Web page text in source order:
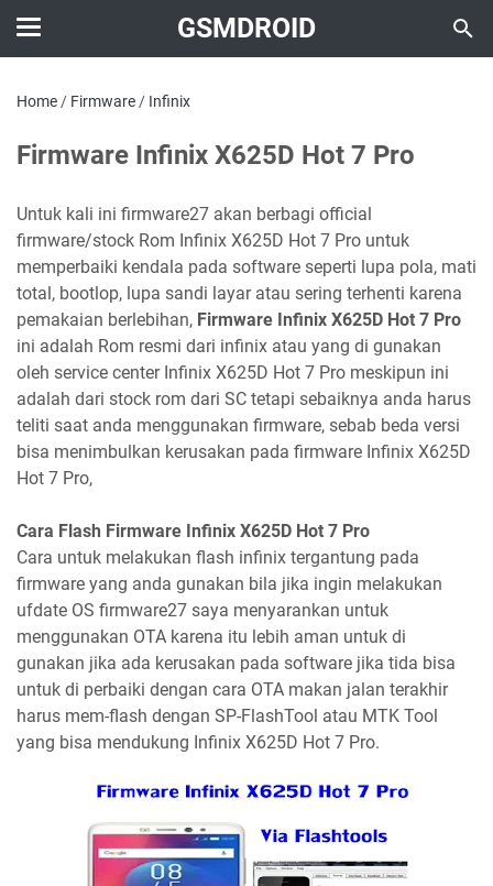
GSMDROID
Home / Firmware / Infinix
Firmware Infinix X625D Hot 7 Pro
Untuk kali ini firmware27 akan berbagi official
firmware/stock Rom Infinix X625D Hot 7 Pro untuk
memperbaiki kendala pada software seperti lupa pola, mati
total, bootlop, lupa sandi layar atau sering terhenti karena
pemakaian berlebihan, Firmware Infinix X625D Hot 7 Pro
ini adalah Rom resmi dari infinix atau yang di gunakan
oleh service center Infinix X625D Hot 7 Pro meskipun ini
adalah dari stock rom dari SC tetapi sebaiknya anda harus
teliti saat anda menggunakan firmware, sebab beda versi
bisa menimbulkan kerusakan pada firmware Infinix X625D
Hot 7 Pro,
Cara Flash Firmware Infinix X625D Hot 7 Pro
Cara untuk melakukan flash infinix tergantung pada
firmware yang anda gunakan bila jika ingin melakukan
ufdate OS firmware27 saya menyarankan untuk
menggunakan OTA karena itu lebih aman untuk di
gunakan jika ada kerusakan pada software jika tida bisa
untuk di perbaiki dengan cara OTA makan jalan terakhir
harus mem-flash dengan SP-FlashTool atau MTK Tool
yang bisa mendukung Infinix X625D Hot 7 Pro.